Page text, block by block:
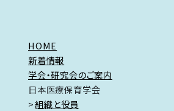
HOME
新着情報
学会・研究会のご案内
日本医療保育学会
組織と役員